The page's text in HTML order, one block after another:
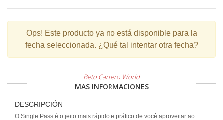
Ops! Este producto ya no está disponible para la
fecha seleccionada. ¿Qué tal intentar otra fecha?
Beto Carrero World
MAS INFORMACIONES
DESCRIPCIÓN
O Single Pass é o jeito mais rápido e prático de você aproveitar ao